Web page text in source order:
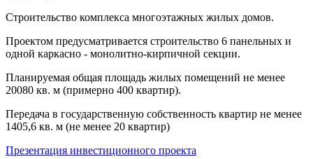
Строительство комплекса многоэтажных жилых домов.
Проектом предусматривается строительство 6 панельных и
одной каркасно - монолитно-кирпичной секции.
Планируемая общая площадь жилых помещений не менее
20080 кв. м (примерно 400 квартир).
Передача в государственную собственность квартир не менее
1405,6 кв. м (не менее 20 квартир)
Презентация инвестиционного проекта